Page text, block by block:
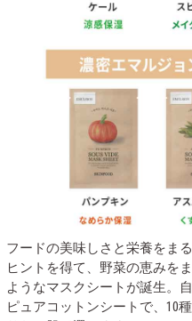
フードの美味しさと栄養をま
ヒントを得て、野菜の恵みを
ようなマスクシートが誕生。
ピュアコットンシートで、10